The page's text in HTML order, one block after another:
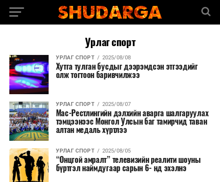
Урлаг спорт
УРЛАГ СПОРТ 2025/08/08
Хутга тулган бусдыг дээрэмдсэн этгээдийг
олж тогтоон баривчилжээ
УРЛАГ СПОРТ 2025/08/07
Мас-Рестлингийн дэлхийн аварга шалгаруулах
тэмцээнээс Монгол Улсын баг тамирчид таван
алтан медаль хүртлээ
УРЛАГ СПОРТ 2025/08/05
“Онцгой амралт” телевизийн реалити шоуны
бүртгэл наймдугаар сарын 6- нд эхэлнэ